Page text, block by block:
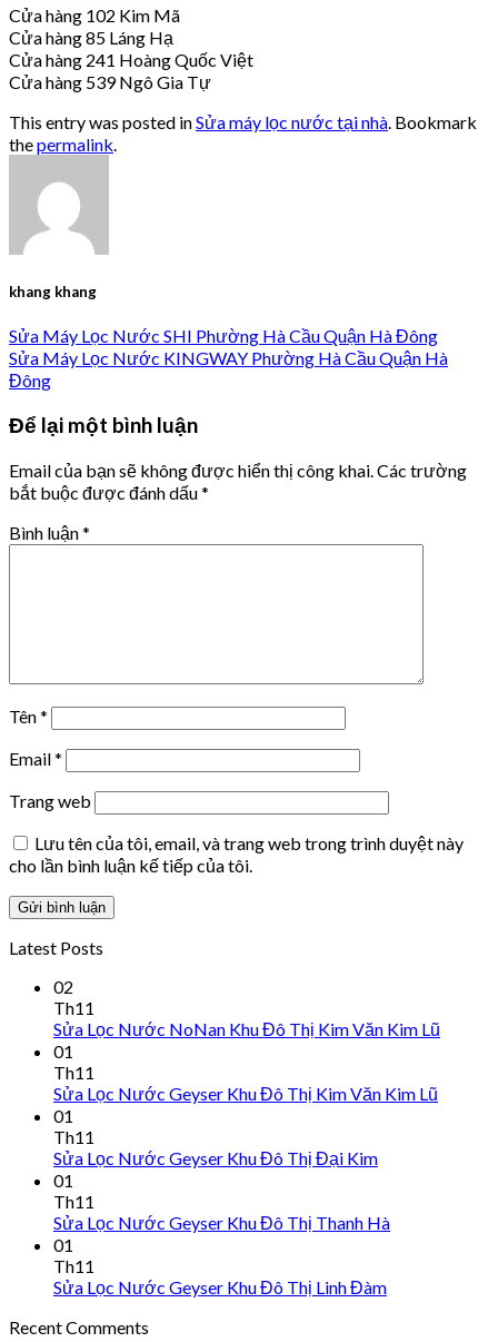
Cửa hàng 102 Kim Mã
Cửa hàng 85 Láng Hạ
Cửa hàng 241 Hoàng Quốc Việt
Cửa hàng 539 Ngô Gia Tự
This entry was posted inSửa máy lọc nước tại nhà . Bookmark
thepermalink
khang khang
Sửa Máy Lọc Nước SHI Phường Hà Cầu Quận Hà Đông
Sửa Máy Lọc Nước KINGWAY Phường Hà Cầu Quận Hà
Đông
Để lại một bình luận
Email của bạn sẽ không được hiển thị công khai. Các trường
bắt buộc được đánh dấu*
Bình luận*
Tên*
Email*
Trang web
Lưu tên của tôi, email, và trang web trong trình duyệt này
cho lần bình luận kế tiếp của tôi.
Latest Posts
02
Th11
Sửa Lọc Nước NoNan Khu Đô Thị Kim Văn Kim Lũ
01
Th11
Sửa Lọc Nước Geyser Khu Đô Thị Kim Văn Kim Lũ
01
Th11
Sửa Lọc Nước Geyser Khu Đô Thị Đại Kim
01
Th11
Sửa Lọc Nước Geyser Khu Đô Thị Thanh Hà
01
Th11
Sửa Lọc Nước Geyser Khu Đô Thị Linh Đàm
Recent Comments